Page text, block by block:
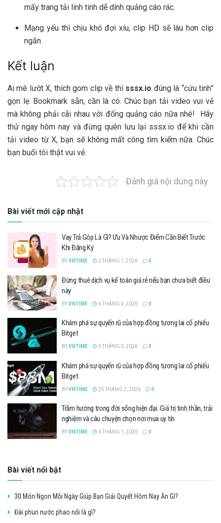
mấy trang tải linh tinh dễ dính quảng cáo rác.
Mạng yếu thì chịu khó đợi xíu, clip HD sẽ lâu hơn clip
ngắn.
Kết luận
Ai mê lướt X, thích gom clip về thì sssx.io đúng là “cứu tinh”
gọn lẹ. Bookmark sẵn, cần là có. Chúc bạn tải video vui vẻ
mà không phải cãi nhau với đống quảng cáo nữa nhé! Hãy
thử ngay hôm nay và đừng quên lưu lại sssx.io để khi cần
tải video từ X, bạn sẽ không mất công tìm kiếm nữa. Chúc
bạn buổi tôi thật vui vẻ.
Đánh giá nội dung này
Bài viết mới cập nhật
Vay Trả Góp Là Gì? Ưu Và Nhược Điểm Cần Biết Trước
Khi Đăng Ký
BYVNTIME 2 THÁNG 7, 2026 0
Đừng thuê dịch vụ kế toán giá rẻ nếu bạn chưa biết điều
này
BYVNTIME 6 THÁNG 4, 2026 0
Khám phá sự quyến rũ của hợp đồng tương lai cổ phiếu
Bitget
BYVNTIME 3 THÁNG 3, 2026 0
Khám phá sự quyến rũ của hợp đồng tương lai cổ phiếu
Bitget
BYVNTIME 25 THÁNG 2, 2026 0
Trầm hương trong đời sống hiện đại: Giá trị tinh thần, trải
nghiệm và câu chuyện chọn nơi mua uy tín
BYVNTIME 6 THÁNG 1, 2026 0
Bài viết nổi bật
30 Món Ngon Mỗi Ngày Giúp Bạn Giải Quyết Hôm Nay Ăn Gì?
Đài phun nước phao nổi là gì?